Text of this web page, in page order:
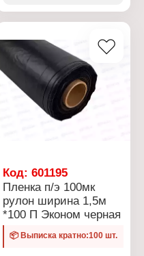
для парников и теплиц,
гидроизоляция стен,
полов, для изготовления
временных навесов и
укрытий, для укрытия
лесов от ветра и дождя.
Армирующая сетка
придает пленке особую
является ее главным
преимуществом перед
другими укрывными
рулонными
материалами. Если
пленка получает
повреждение, то оно не
расползается по
Код:601195
Пленка п/э 100мк
рулон ширина 1,5м
*100 П Эконом черная
📦 Выписка кратно:100 шт.